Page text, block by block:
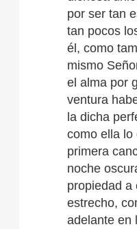
por ser tan
tan pocos
él, como
mismo
el alma por
ventura
la dicha
como ella lo
primera
noche
propiedad a
estrecho,
adelante en